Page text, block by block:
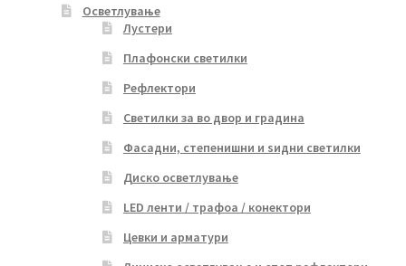
Осветлување
Лустери
Плафонски светилки
Рефлектори
Светилки за во двор и градина
Фасадни, степенишни и ѕидни светилки
Диско осветлување
LED ленти / трафоа / конектори
Цевки и арматури